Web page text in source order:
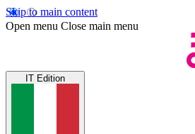
Skip to main content
Open menu Close main menu
IT Edition